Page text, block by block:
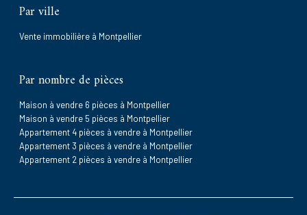
Par ville
Vente immobilière à Montpellier
Par nombre de pièces
Maison à vendre 6 pièces à Montpellier
Maison à vendre 5 pièces à Montpellier
Appartement 4 pièces à vendre à Montpellier
Appartement 3 pièces à vendre à Montpellier
Appartement 2 pièces à vendre à Montpellier